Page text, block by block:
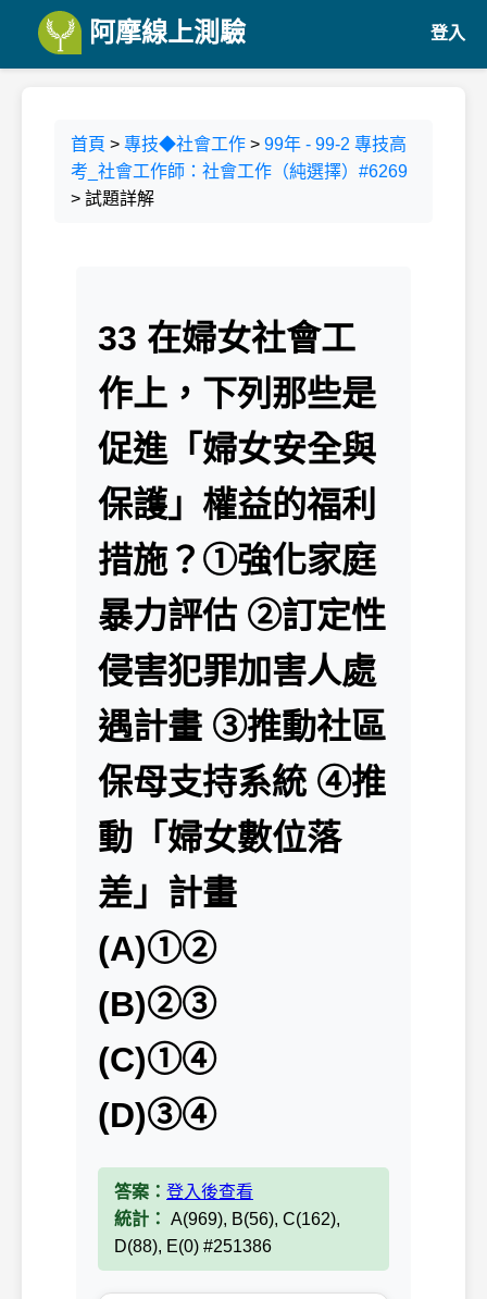
阿摩線上測驗 登入
首頁 > 專技◆社會工作 > 99年 - 99-2 專技高
考_社會工作師：社會工作（純選擇）#6269
> 試題詳解
33 在婦女社會工
作上，下列那些是
促進「婦女安全與
保護」權益的福利
措施？①強化家庭
暴力評估 ②訂定性
侵害犯罪加害人處
遇計畫 ③推動社區
保母支持系統 ④推
動「婦女數位落
差」計畫
(A)①②
(B)②③
(C)①④
(D)③④
答案： 登入後查看
統計： A(969), B(56), C(162),
D(88), E(0) #251386